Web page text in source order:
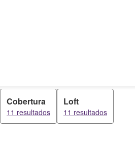
Cobertura
11 resultados
Loft
11 resultados